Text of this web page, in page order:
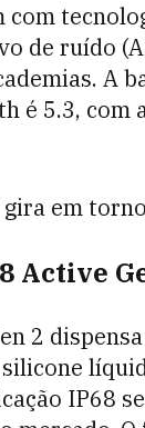
de ruído
A
é 5.3, com
em
Active
2
IP68